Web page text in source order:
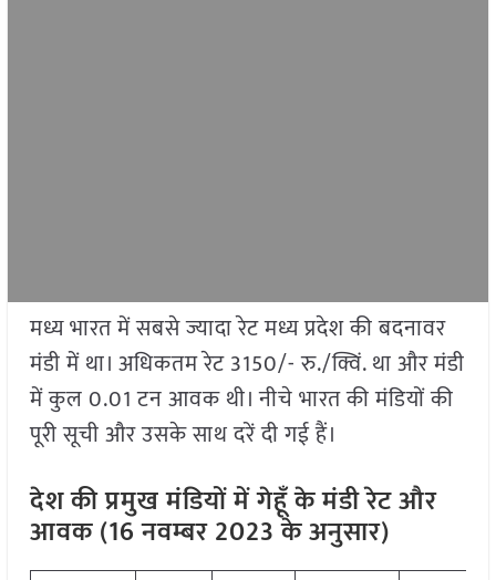
मध्य भारत में सबसे ज्यादा रेट मध्य प्रदेश की बदनावर
मंडी में था। अधिकतम रेट 3150/- रु./क्विं. था और मंडी
में कुल 0.01 टन आवक थी। नीचे भारत की मंडियों की
पूरी सूची और उसके साथ दरें दी गई हैं।
देश की प्रमुख मंडियों में गेहूँ के मंडी रेट और
आवक (16 नवम्बर 2023 के अनुसार)